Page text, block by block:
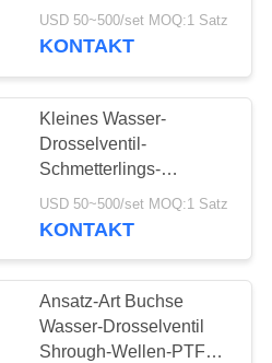
angeflanschtes
Drosselventil
USD 50~500/set MOQ:1 Satz
KONTAKT
Kleines Wasser-
Drosselventil-
Schmetterlings-
Regelventil-
überzogenes
USD 50~500/set MOQ:1 Satz
KONTAKT
Ansatz-Art Buchse
Wasser-Drosselventil
Shrough-Wellen-PTFE